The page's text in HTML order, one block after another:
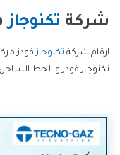
شركة تكنوجاز
ارقام شركة تكنوجازفودز
تكنوجاز فودز و الخط